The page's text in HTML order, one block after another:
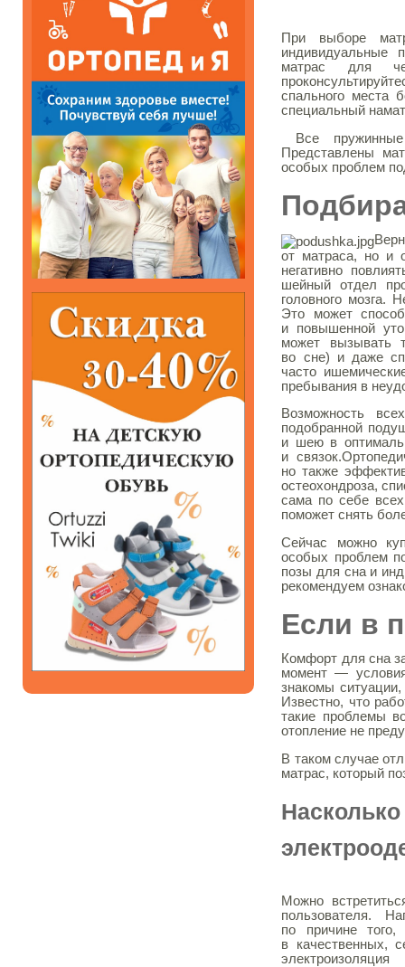
При выборе
индивидуальные
матрас для
спального места
специальный
Все пружинные
Представлены
особых проблем
от матраса, но и
негативно
шейный отдел
головного мозга.
Это может
и повышенной
может вызывать
во сне) и даже
часто
пребывания в
Возможность
подобранной
и шею в
и
но также
остеохондроза,
сама по себе
поможет снять
Сейчас можно
особых проблем
позы для сна и
рекомендуем
Если в
Комфорт для сна
момент —
знакомы
Известно, что
такие проблемы
отопление не
В таком случае
матрас, который
Можно
пользователя.
по причине
в качественных,